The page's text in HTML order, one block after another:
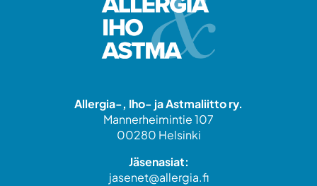
Allergia-, Iho- ja Astmaliitto ry.
Mannerheimintie 107
00280 Helsinki
Jäsenasiat:
jasenet@allergia.fi